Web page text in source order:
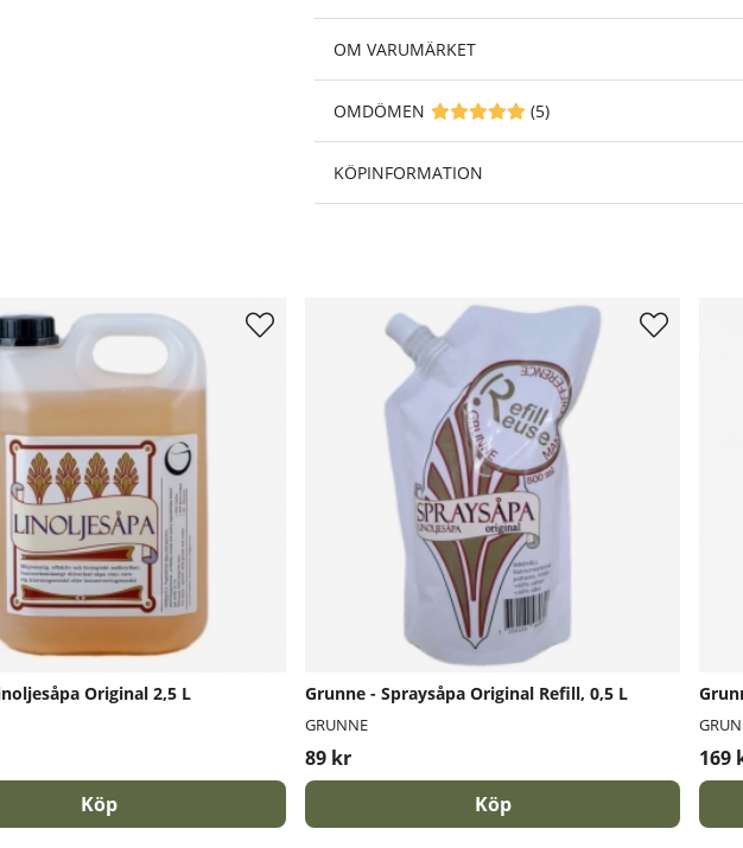
OM VARUMÄRKET
OMDÖMEN MEDELBETYG 5 AV 5 ANTAL BETYG 5
(5)
KÖPINFORMATION
Original 2,5 L
Köp
Grunne - Spraysåpa Original Refill, 0,5 L
GRUNNE
89 kr
Köp
169